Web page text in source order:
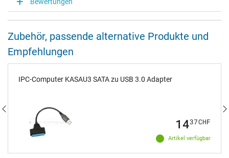
Zubehör, passende alternative Produkte und
Empfehlungen
IPC-Computer KASAU3 SATA zu USB 3.0 Adapter
Artikel verfügbar
1437CHF